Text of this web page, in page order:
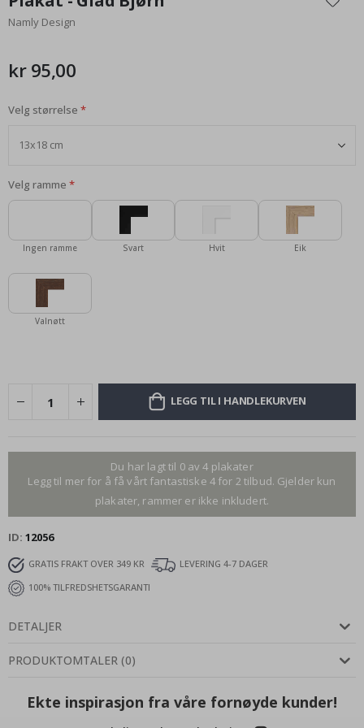
begynnelsen
av
Namly Design
kr 95,00
Velg størrelse
Velg ramme
Ingen ramme Svart Hvit Eik
Valnøtt
LEGG TIL I HANDLEKURVEN
Du har lagt til 0 av 4 plakater
Legg til mer for å få vårt fantastiske 4 for 2 tilbud. Gjelder kun
plakater, rammer er ikke inkludert.
ID 12056
GRATIS FRAKT OVER 349 KR
LEVERING 4-7 DAGER
100% TILFREDSHETSGARANTI
DETALJER
PRODUKTOMTALER (0)
Ekte inspirasjon fra våre fornøyde kunder!